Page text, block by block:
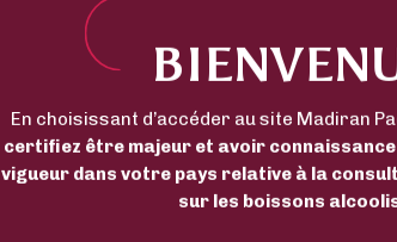
En choisissant d’accéder au site Madiran
certifiez être majeur et avoir
vigueur dans votre pays relative à la
sur les boissons